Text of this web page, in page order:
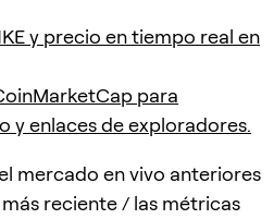
y precio en tiempo real en
para
y enlaces de exploradores.
mercado en vivo anteriores
reciente / las métricas